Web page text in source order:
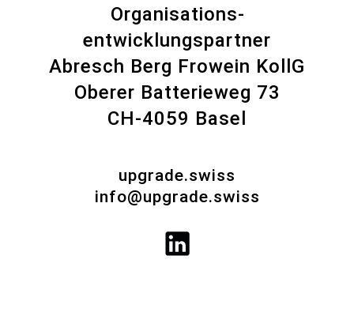
Organisations­
entwicklungspartner
Abresch Berg Frowein KollG
Oberer Batterieweg 73
CH-4059 Basel
upgrade.swiss
info@upgrade.swiss